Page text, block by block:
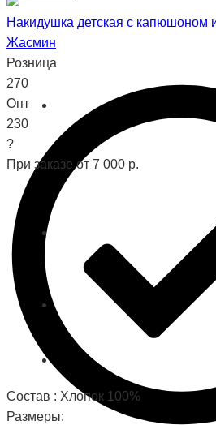
Состав : Хлопок 100%
Размеры:
Накидушка детская с капюшоном
Жасмин
Розница
270
Опт
230
?
При заказе от 7 000 р.